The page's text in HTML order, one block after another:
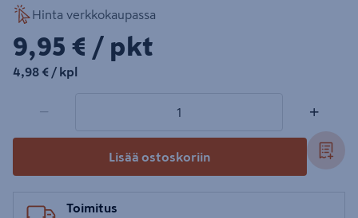
Hinta verkkokaupassa
9,95€/pkt
9,95 € / pkt
4,98€/kpl
4,98 € / kpl
− +
Lisää ostoskoriin
Toimitus